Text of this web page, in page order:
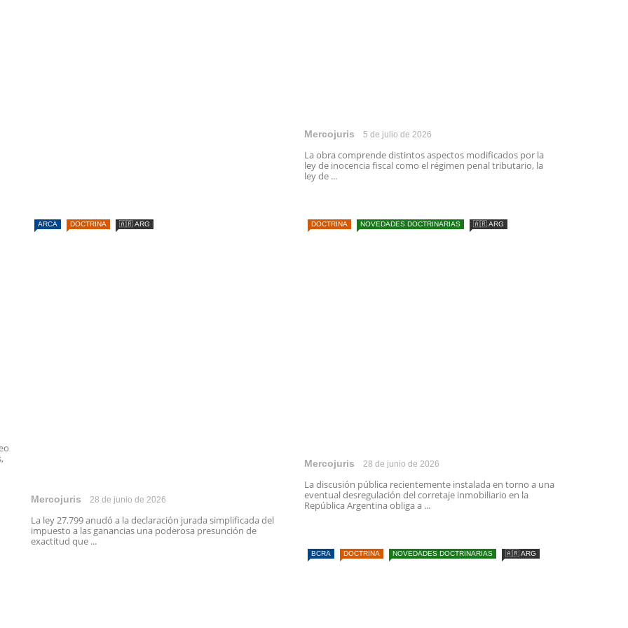
Mercojuris 5 de julio de 2026
La obra comprende distintos aspectos modificados por la
ley de inocencia fiscal como el régimen penal tributario, la
ley de ...
ARCA DOCTRINA 🇦🇷 ARG
Mercojuris 28 de junio de 2026
La ley 27.799 anudó a la declaración jurada simplificada del
impuesto a las ganancias una poderosa presunción de
exactitud que ...
DOCTRINA NOVEDADES DOCTRINARIAS 🇦🇷 ARG
Mercojuris 28 de junio de 2026
La discusión pública recientemente instalada en torno a una
eventual desregulación del corretaje inmobiliario en la
República Argentina obliga a ...
BCRA DOCTRINA NOVEDADES DOCTRINARIAS 🇦🇷 ARG